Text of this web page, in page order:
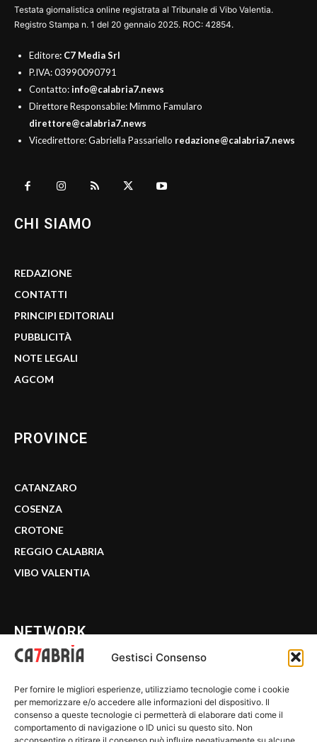
Gestisci Consenso
Per fornire le migliori esperienze, utilizziamo tecnologie come i cookie
per memorizzare e/o accedere alle informazioni del dispositivo. Il
consenso a queste tecnologie ci permetterà di elaborare dati come il
comportamento di navigazione o ID unici su questo sito. Non
Testata giornalistica online registrata al Tribunale di Vibo Valentia.
Registro Stampa n. 1 del 20 gennaio 2025. ROC: 42854.
Editore: C7 Media Srl
P.IVA: 03990090791
Contatto:info@calabria7.news
Direttore Responsabile: Mimmo Famularo
direttore@calabria7.news
Vicedirettore: Gabriella Passariello redazione@calabria7.news
CHI SIAMO
REDAZIONE
CONTATTI
PRINCIPI EDITORIALI
PUBBLICITÀ
NOTE LEGALI
AGCOM
PROVINCE
CATANZARO
COSENZA
CROTONE
REGGIO CALABRIA
VIBO VALENTIA
NETWORK
WE CALABRIA
C7 PLAY